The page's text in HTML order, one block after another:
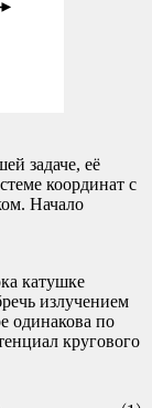
задаче, её
координат с
Начало
катушке
излучением
одинакова по
кругового